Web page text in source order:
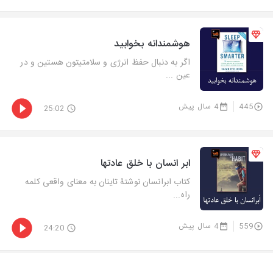
هوشمندانه بخوابید
اگر به دنبال حفظ انرژی و سلامتیتون هستین و در
عین ...
445 4 سال پیش 25:02
ابر انسان با خلق عادتها
کتاب ابرانسان نوشتۀ تاینان به معنای واقعی کلمه
راه...
559 4 سال پیش 24:20